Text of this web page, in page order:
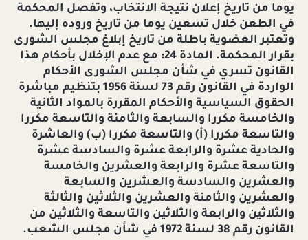
يوما من تاريخ إعلان نتيجة الانتخاب، وتفصل المحكمة
في الطعن خلال تسعين يوما من تاريخ وروده إليها.
وتعتبر العضوية باطلة من تاريخ إبلاغ مجلس الشورى
بقرار المحكمة. المادة 24: مع عدم الإخلال بأحكام هذا
القانون تسري في شأن مجلس الشورى الأحكام
الواردة في القانون رقم 73 لسنة 1956 بتنظيم مباشرة
الحقوق السياسية والأحكام المقررة بالمواد الثانية
والخامسة مكررا والسابعة والثامنة والتاسعة مكررا
والتاسعة مكررا (أ) والتاسعة مكررا (ب) والعاشرة
والحادية عشرة والرابعة عشرة والسادسة عشرة
والتاسعة عشرة والرابعة والعشرين والخامسة
والعشرين والسادسة والعشرين والسابعة
والعشرين والثامنة والعشرين والثلاثين والثالثة
والثلاثين والرابعة والثلاثين والتاسعة والثلاثين من
القانون رقم 38 لسنة 1972 في شأن مجلس الشعب.